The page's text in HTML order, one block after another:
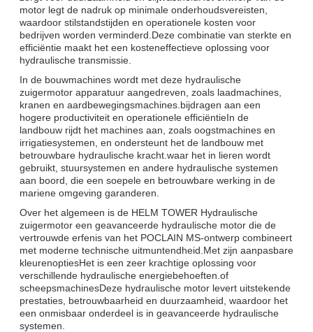
motor legt de nadruk op minimale onderhoudsvereisten,
waardoor stilstandstijden en operationele kosten voor
bedrijven worden verminderd.Deze combinatie van sterkte en
efficiëntie maakt het een kosteneffectieve oplossing voor
hydraulische transmissie.
In de bouwmachines wordt met deze hydraulische
zuigermotor apparatuur aangedreven, zoals laadmachines,
kranen en aardbewegingsmachines.bijdragen aan een
hogere productiviteit en operationele efficiëntieIn de
landbouw rijdt het machines aan, zoals oogstmachines en
irrigatiesystemen, en ondersteunt het de landbouw met
betrouwbare hydraulische kracht.waar het in lieren wordt
gebruikt, stuursystemen en andere hydraulische systemen
aan boord, die een soepele en betrouwbare werking in de
mariene omgeving garanderen.
Over het algemeen is de HELM TOWER Hydraulische
zuigermotor een geavanceerde hydraulische motor die de
vertrouwde erfenis van het POCLAIN MS-ontwerp combineert
met moderne technische uitmuntendheid.Met zijn aanpasbare
kleurenoptiesHet is een zeer krachtige oplossing voor
verschillende hydraulische energiebehoeften.of
scheepsmachinesDeze hydraulische motor levert uitstekende
prestaties, betrouwbaarheid en duurzaamheid, waardoor het
een onmisbaar onderdeel is in geavanceerde hydraulische
systemen.